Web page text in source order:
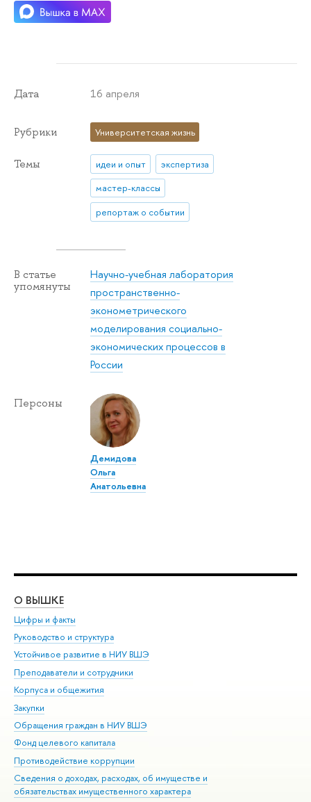
Дата 16 апреля
Рубрики Университетская жизнь
Темы идеи и опыт
экспертиза
мастер-классы
репортаж о событии
В статье
упомянуты
Научно-учебная лаборатория
пространственно-
эконометрического
моделирования социально-
экономических процессов в
России
Персоны
Демидова
Ольга
Анатольевна
О ВЫШКЕ
Цифры и факты
Руководство и структура
Устойчивое развитие в НИУ ВШЭ
Преподаватели и сотрудники
Корпуса и общежития
Закупки
Обращения граждан в НИУ ВШЭ
Фонд целевого капитала
Противодействие коррупции
Сведения о доходах, расходах, об имуществе и
обязательствах имущественного характера